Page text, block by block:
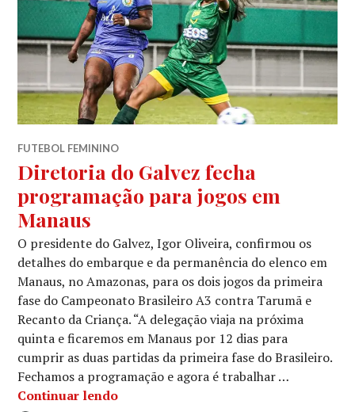
FUTEBOL FEMININO
Diretoria do Galvez fecha
programação para jogos em
Manaus
O presidente do Galvez, Igor Oliveira, confirmou os
detalhes do embarque e da permanência do elenco em
Manaus, no Amazonas, para os dois jogos da primeira
fase do Campeonato Brasileiro A3 contra Tarumã e
Recanto da Criança. “A delegação viaja na próxima
quinta e ficaremos em Manaus por 12 dias para
cumprir as duas partidas da primeira fase do Brasileiro.
Fechamos a programação e agora é trabalhar …
Continuar lendo